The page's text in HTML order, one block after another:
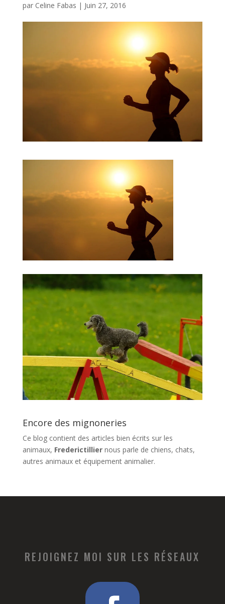
par Celine Fabas | Juin 27, 2016
Encore des mignoneries
Ce blog contient des articles bien écrits sur les
animaux, Frederictilliernous parle de chiens, chats,
autres animaux et équipement animalier.
REJOIGNEZ MOI SUR LES RÉSEAUX